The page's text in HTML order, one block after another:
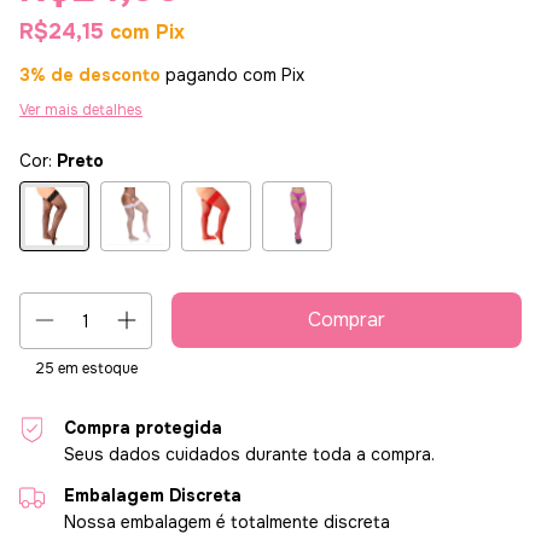
R$24,15 com Pix
3% de desconto pagando com Pix
Ver mais detalhes
Cor: Preto
25 em estoque
Compra protegida
Seus dados cuidados durante toda a compra.
Embalagem Discreta
Nossa embalagem é totalmente discreta